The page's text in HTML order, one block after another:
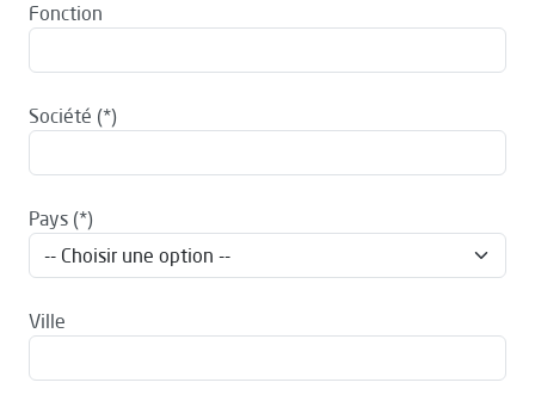
Fonction
Société
Pays
Ville